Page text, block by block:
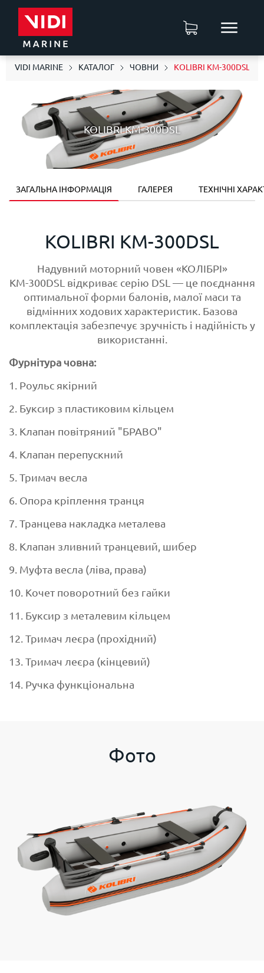
VIDI MARINE КАТАЛОГ ЧОВНИ KOLIBRI KM-300DSL
KOLIBRI KM-300DSL
ЗАГАЛЬНА ІНФОРМАЦІЯ ГАЛЕРЕЯ ТЕХНІЧНІ
KOLIBRI KM-300DSL
Надувний моторний човен «КОЛІБРІ»
КМ-300DSL відкриває серію DSL — це поєднання
оптимальної форми балонів, малої маси та
відмінних ходових характеристик. Базова
комплектація забезпечує зручність і надійність у
використанні.
Фурнітура човна:
1. Роульс якірний
2. Буксир з пластиковим кільцем
3. Клапан повітряний "БРАВО"
4. Клапан перепускний
5. Тримач весла
6. Опора кріплення транця
7. Транцева накладка металева
8. Клапан зливний транцевий, шибер
9. Муфта весла (ліва, права)
10. Кочет поворотний без гайки
11. Буксир з металевим кільцем
12. Тримач леєра (прохідний)
13. Тримач леєра (кінцевий)
14. Ручка функціональна
Фото